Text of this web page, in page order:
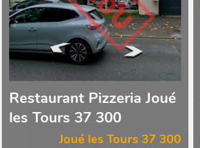
Restaurant Pizzeria Joué
les Tours 37 300
Joué les Tours 37 300